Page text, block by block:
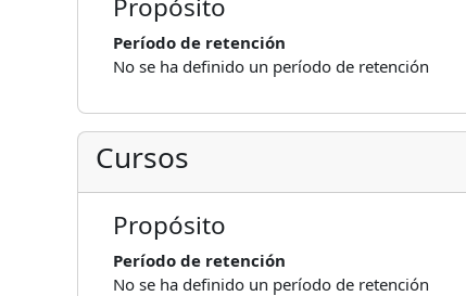
Propósito
Período de retención
No se ha definido un período de retención
Cursos
Propósito
Período de retención
No se ha definido un período de retención